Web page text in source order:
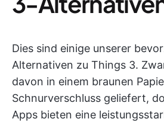
Dies sind einige unserer
Alternativen zu Things 3.
davon in einem braunen
Schnurverschluss geliefert,
Apps bieten eine